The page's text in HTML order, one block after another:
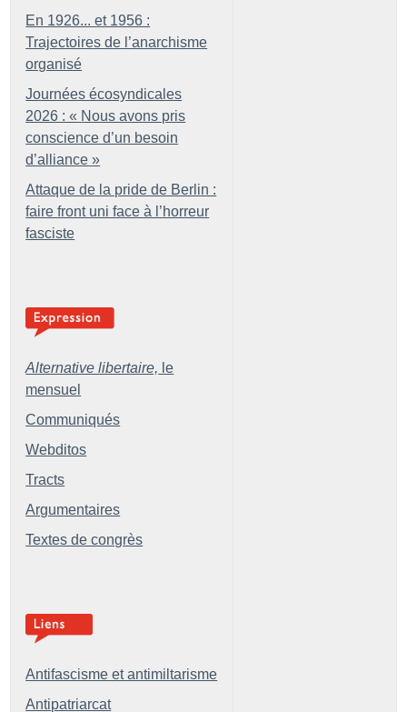
En 1926... et 1956 :
Trajectoires de l’anarchisme
organisé
Journées écosyndicales
2026 : « Nous avons pris
conscience d’un besoin
d’alliance »
Attaque de la pride de Berlin :
faire front uni face à l’horreur
fasciste
Alternative libertaire, le
mensuel
Communiqués
Webditos
Tracts
Argumentaires
Textes de congrès
Antifascisme et antimiltarisme
Antipatriarcat